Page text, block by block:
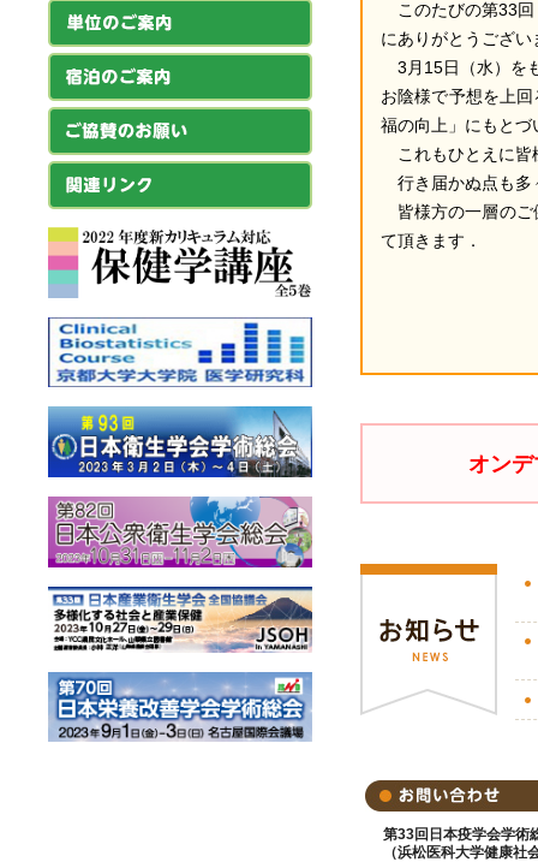
このたびの第33
にありがとうござい
3月15日（水）を
お陰様で予想を上
福の向上」にもと
これもひとえに
行き届かぬ点も多
皆様方の一層の
て頂きます．
オン
第33回日本疫学会学術
（浜松医科大学健康社